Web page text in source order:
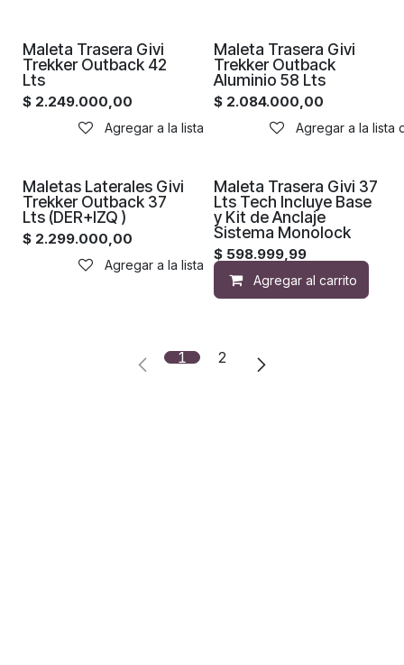
Maleta Trasera Givi
Trekker Outback 42
Lts
$ 2.249.000,00
Agregar a la lista de deseos
Maleta Trasera Givi
Trekker Outback
Aluminio 58 Lts
$ 2.084.000,00
Agregar a la lista
Maletas Laterales Givi
Trekker Outback 37
Lts (DER+IZQ )
$ 2.299.000,00
Agregar a la lista de deseos
Maleta Trasera Givi 37
Lts Tech Incluye Base
y Kit de Anclaje
Sistema Monolock
$ 598.999,99
Agregar al carrito
1 2